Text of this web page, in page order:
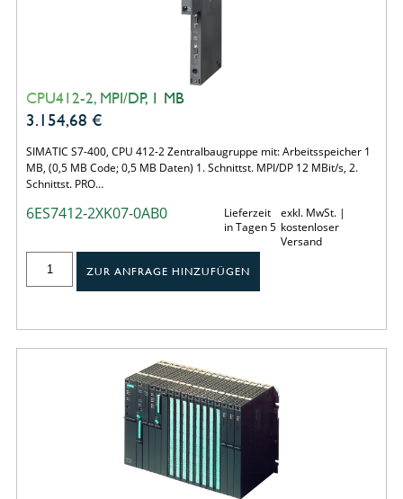
CPU412-2, MPI/DP, 1 MB
3.154,68 €
SIMATIC S7-400, CPU 412-2 Zentralbaugruppe mit: Arbeitsspeicher 1
MB, (0,5 MB Code; 0,5 MB Daten) 1. Schnittst. MPI/DP 12 MBit/s, 2.
Schnittst. PRO…
6ES7412-2XK07-0AB0
Lieferzeit
in Tagen 5
exkl. MwSt. |
kostenloser
Versand
ZUR ANFRAGE HINZUFÜGEN